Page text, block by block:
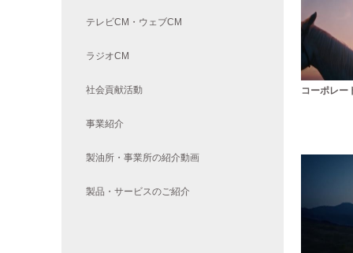
テレビCM・ウェブCM
ラジオCM
社会貢献活動
事業紹介
製油所・事業所の紹介動画
製品・サービスのご紹介
コーポレー